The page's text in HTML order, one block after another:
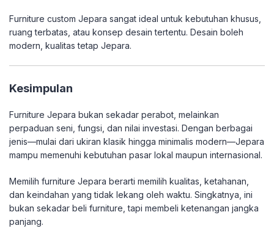
Furniture custom Jepara sangat ideal untuk kebutuhan khusus,
ruang terbatas, atau konsep desain tertentu. Desain boleh
modern, kualitas tetap Jepara.
Kesimpulan
Furniture Jepara bukan sekadar perabot, melainkan
perpaduan seni, fungsi, dan nilai investasi. Dengan berbagai
jenis—mulai dari ukiran klasik hingga minimalis modern—Jepara
mampu memenuhi kebutuhan pasar lokal maupun internasional.
Memilih furniture Jepara berarti memilih kualitas, ketahanan,
dan keindahan yang tidak lekang oleh waktu. Singkatnya, ini
bukan sekadar beli furniture, tapi membeli ketenangan jangka
panjang.